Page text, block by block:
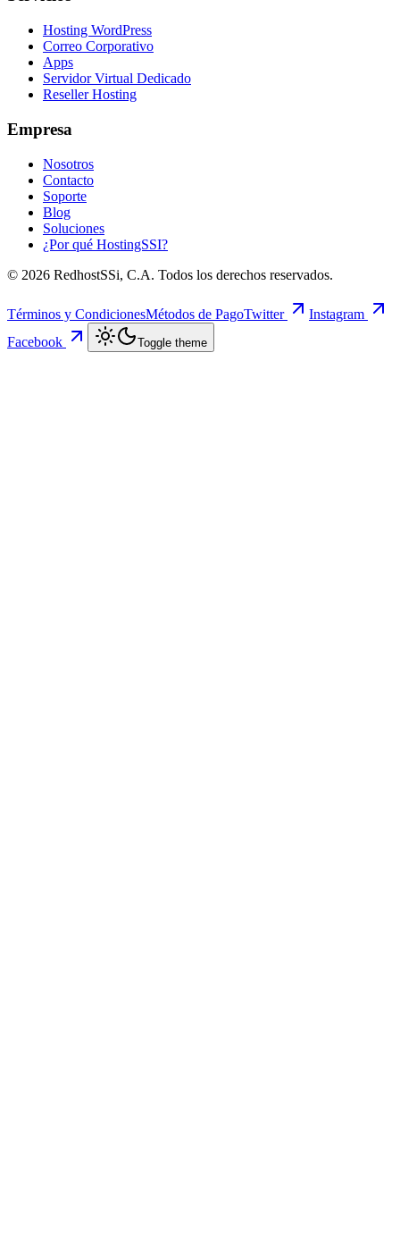
Hosting WordPress
Correo Corporativo
Apps
Servidor Virtual Dedicado
Reseller Hosting
Empresa
Nosotros
Contacto
Soporte
Blog
Soluciones
¿Por qué HostingSSI?
© 2026 RedhostSSi, C.A. Todos los derechos reservados.
Términos y CondicionesMétodos de PagoTwitter
Instagram
Facebook
Toggle theme